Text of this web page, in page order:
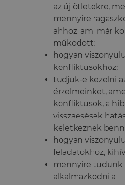
az új ötletekre,
mennyire
ahhoz, ami már
működött;
hogyan
konfliktusokhoz;
tudjuk-e kezelni
érzelmeinket,
konfliktusok, a
visszaesések
keletkeznek
hogyan
feladatokhoz,
mennyire tudunk
alkalmazkodni a